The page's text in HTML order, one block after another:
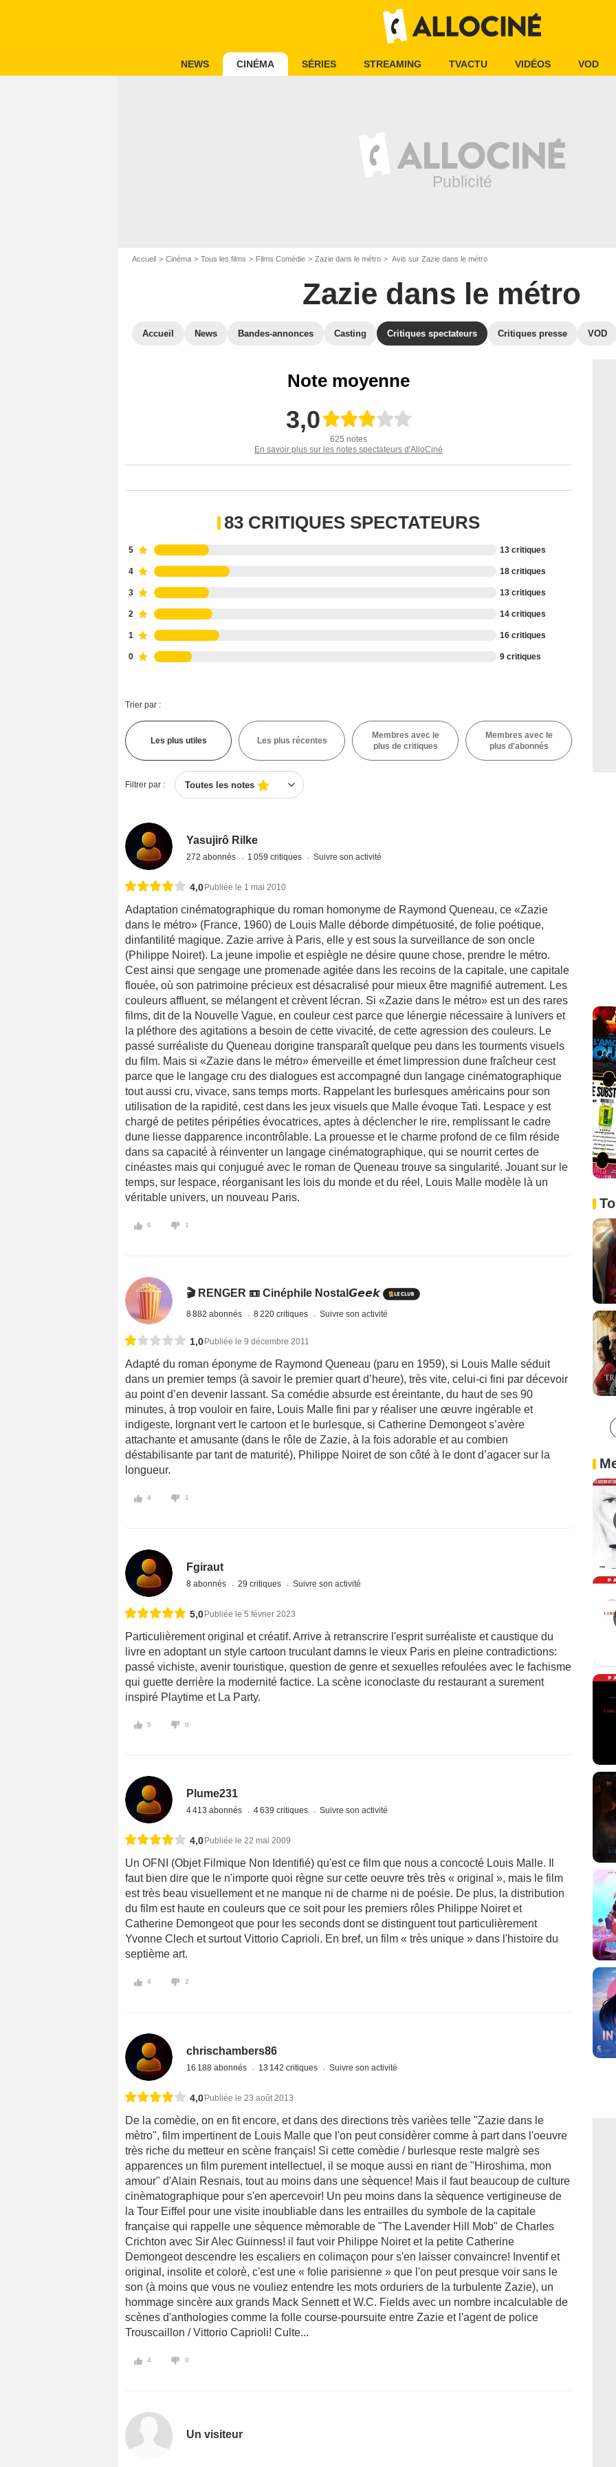
NEWS CINÉMA SÉRIES STREAMING TVACTU VIDÉOS VOD
Accueil Cinéma Tous les films Films Comédie Zazie dans le métro Avis sur Zazie dans le métro
Zazie dans le métro
Accueil News Bandes-annonces Casting Critiques spectateurs Critiques presse VOD
Note moyenne
3,0
625 notes
En savoir plus sur les notes spectateurs d'AlloCiné
83 CRITIQUES SPECTATEURS
5 13 critiques
4 18 critiques
3 13 critiques
2 14 critiques
1 16 critiques
0 9 critiques
Trier par :
Les plus utiles Les plus récentes
Membres avec le
plus de critiques
Membres avec le
plus d'abonnés
Filtrer par : Toutes les notes
Yasujirô Rilke
272 abonnés 1 059 critiques Suivre son activité
4,0 Publiée le 1 mai 2010
Adaptation cinématographique du roman homonyme de Raymond Queneau, ce «Zazie
dans le métro» (France, 1960) de Louis Malle déborde dimpétuosité, de folie poétique,
dinfantilité magique. Zazie arrive à Paris, elle y est sous la surveillance de son oncle
(Philippe Noiret). La jeune impolie et espiègle ne désire quune chose, prendre le métro.
Cest ainsi que sengage une promenade agitée dans les recoins de la capitale, une capitale
flouée, où son patrimoine précieux est désacralisé pour mieux être magnifié autrement. Les
couleurs affluent, se mélangent et crèvent lécran. Si «Zazie dans le métro» est un des rares
films, dit de la Nouvelle Vague, en couleur cest parce que lénergie nécessaire à lunivers et
la pléthore des agitations a besoin de cette vivacité, de cette agression des couleurs. Le
passé surréaliste du Queneau dorigine transparaît quelque peu dans les tourments visuels
du film. Mais si «Zazie dans le métro» émerveille et émet limpression dune fraîcheur cest
parce que le langage cru des dialogues est accompagné dun langage cinématographique
tout aussi cru, vivace, sans temps morts. Rappelant les burlesques américains pour son
utilisation de la rapidité, cest dans les jeux visuels que Malle évoque Tati. Lespace y est
chargé de petites péripéties évocatrices, aptes à déclencher le rire, remplissant le cadre
dune liesse dapparence incontrôlable. La prouesse et le charme profond de ce film réside
dans sa capacité à réinventer un langage cinématographique, qui se nourrit certes de
cinéastes mais qui conjugué avec le roman de Queneau trouve sa singularité. Jouant sur le
temps, sur lespace, réorganisant les lois du monde et du réel, Louis Malle modèle là un
véritable univers, un nouveau Paris.
6 1
🎬 RENGER 📼 Cinéphile Nostal𝙂𝙚𝙚𝙠
8 882 abonnés 8 220 critiques Suivre son activité
1,0Publiée le 9 décembre 2011
Adapté du roman éponyme de Raymond Queneau (paru en 1959), si Louis Malle séduit
dans un premier temps (à savoir le premier quart d’heure), très vite, celui-ci fini par décevoir
au point d’en devenir lassant. Sa comédie absurde est éreintante, du haut de ses 90
minutes, à trop vouloir en faire, Louis Malle fini par y réaliser une œuvre ingérable et
indigeste, lorgnant vert le cartoon et le burlesque, si Catherine Demongeot s’avère
attachante et amusante (dans le rôle de Zazie, à la fois adorable et au combien
déstabilisante par tant de maturité), Philippe Noiret de son côté à le dont d’agacer sur la
longueur.
4 1
Fgiraut
8 abonnés 29 critiques Suivre son activité
5,0Publiée le 5 février 2023
Particulièrement original et créatif. Arrive à retranscrire l'esprit surréaliste et caustique du
livre en adoptant un style cartoon truculant damns le vieux Paris en pleine contradictions:
passé vichiste, avenir touristique, question de genre et sexuelles refoulées avec le fachisme
qui guette derrière la modernité factice. La scène iconoclaste du restaurant a surement
inspiré Playtime et La Party.
5 0
Plume231
4 413 abonnés 4 639 critiques Suivre son activité
4,0 Publiée le 22 mai 2009
Un OFNI (Objet Filmique Non Identifié) qu'est ce film que nous a concocté Louis Malle. Il
faut bien dire que le n'importe quoi règne sur cette oeuvre très très « original », mais le film
est très beau visuellement et ne manque ni de charme ni de poésie. De plus, la distribution
du film est haute en couleurs que ce soit pour les premiers rôles Philippe Noiret et
Catherine Demongeot que pour les seconds dont se distinguent tout particulièrement
Yvonne Clech et surtout Vittorio Caprioli. En bref, un film « très unique » dans l'histoire du
septième art.
4 2
chrischambers86
16 188 abonnés 13 142 critiques Suivre son activité
4,0 Publiée le 23 août 2013
De la comèdie, on en fit encore, et dans des directions très varièes telle "Zazie dans le
mètro", film impertinent de Louis Malle que l'on peut considèrer comme à part dans l'oeuvre
très riche du metteur en scène français! Si cette comèdie / burlesque reste malgrè ses
apparences un film purement intellectuel, il se moque aussi en riant de "Hiroshima, mon
amour" d'Alain Resnais, tout au moins dans une sèquence! Mais il faut beaucoup de culture
cinèmatographique pour s'en apercevoir! Un peu moins dans la sèquence vertigineuse de
la Tour Eiffel pour une visite inoubliable dans les entrailles du symbole de la capitale
française qui rappelle une sèquence mèmorable de "The Lavender Hill Mob" de Charles
Crichton avec Sir Alec Guinness! il faut voir Philippe Noiret et la petite Catherine
Demongeot descendre les escaliers en colimaçon pour s'en laisser convaincre! Inventif et
original, insolite et colorè, c'est une « folie parisienne » que l'on peut presque voir sans le
son (à moins que vous ne vouliez entendre les mots orduriers de la turbulente Zazie), un
hommage sincère aux grands Mack Sennett et W.C. Fields avec un nombre incalculable de
scènes d'anthologies comme la folle course-poursuite entre Zazie et l'agent de police
Trouscaillon / Vittorio Caprioli! Culte...
4 0
Un visiteur